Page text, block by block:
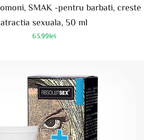
SMAK -pentru barbati, creste
atractia sexuala, 50 ml
63.99lei